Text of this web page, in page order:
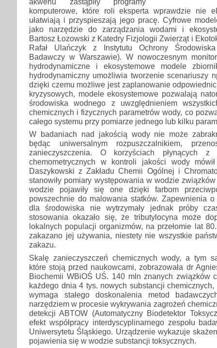
komputerowe, które roli eksperta wprawdzie nie
ułatwiają i przyspieszają jego pracę. Cyfrowe
jako narzędzie do zarządzania wodami i
Bartosz Łozowski z Katedry Fizjologii Zwierząt i
Rafał Ulańczyk z Instytutu Ochrony
Badawczy w Warszawie). W nowoczesnym
hydrodynamiczne i ekosystemowe modele
hydrodynamiczny umożliwia tworzenie scenariuszy
dzięki czemu możliwe jest zaplanowanie
kryzysowych, modele ekosystemowe pozwalają
środowiska wodnego z uwzględnieniem
chemicznych i fizycznych parametrów wody, co
całego systemu przy pomiarze jednego lub kilku
W badaniach nad jakością wody nie może
będąc uniwersalnym rozpuszczalnikiem,
zanieczyszczenia. O korzyściach płynących z
chemometrycznych w kontroli jakości wody
Daszykowski z Zakładu Chemii Ogólnej i
stanowiły pomiary występowania w wodzie
wodzie pojawiły się one dzięki farbom
powszechnie do malowania statków. Zapewnienia
dla środowiska nie wytrzymały jednak próby
stosowania okazało się, że tributylocyna może
lokalnych populacji organizmów, na przełomie lat
zakazano jej używania, niestety nie wszystkie
zakazu.
Skalę zanieczyszczeń chemicznych wody, a tym
które stoją przed naukowcami, zobrazowała dr
Biochemii WBiOŚ UŚ. 140 mln znanych związków
każdego dnia 4 tys. nowych substancji
wymaga stałego doskonalenia metod
narzędziem w procesie wykrywania zagrożeń
detekcji ABTOW (Automatyczny Biodetektor
efekt współpracy interdyscyplinarnego zespołu
Uniwersytetu Śląskiego. Urządzenie wykazuje
pojawienia się w wodzie substancji toksycznych.